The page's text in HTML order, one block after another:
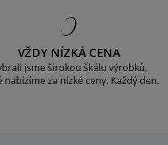
VŽDY NÍZKÁ CENA
jsme širokou škálu výrobků,
nabízíme za nízké ceny. Každý den.